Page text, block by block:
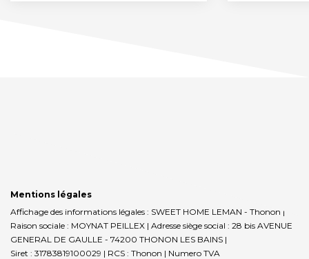
Mentions légales
Affichage des informations légales : SWEET HOME LEMAN - Thonon |
Raison sociale : MOYNAT PEILLEX | Adresse siège social : 28 bis AVENUE
GENERAL DE GAULLE - 74200 THONON LES BAINS |
Siret : 31783819100029 | RCS : Thonon | Numero TVA